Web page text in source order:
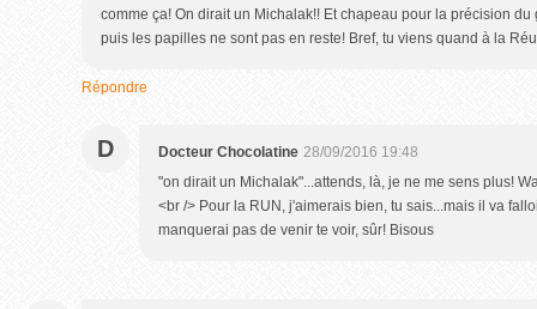
comme ça! On dirait un Michalak!! Et chapeau pour la précision du
puis les papilles ne sont pas en reste! Bref, tu viens quand à la
Répondre
D Docteur Chocolatine 28/09/2016 19:48
"on dirait un Michalak"...attends, là, je ne me sens plus!
<br /> Pour la RUN, j'aimerais bien, tu sais...mais il va
manquerai pas de venir te voir, sûr! Bisous